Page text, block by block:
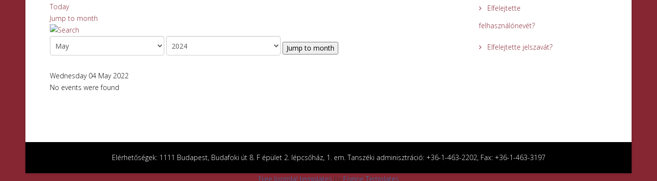
Today
Jump to month
Jump to month
Wednesday 04 May 2022
No events were found
Elfelejtette
felhasználónevét?
Elfelejtette jelszavát?
Elérhetőségek: 1111 Budapest, Budafoki út 8. F épület 2. lépcsőház, 1. em. Tanszéki adminisztráció: +36-1-463-2202, Fax: +36-1-463-3197
Free Joomla! templates by Engine Templates